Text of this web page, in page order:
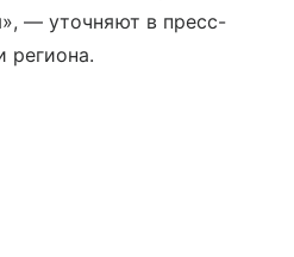
— уточняют в пресс-
региона.